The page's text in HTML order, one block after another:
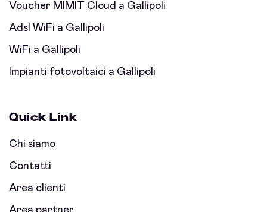
Voucher MIMIT Cloud a Gallipoli
Adsl WiFi a Gallipoli
WiFi a Gallipoli
Impianti fotovoltaici a Gallipoli
Quick Link
Chi siamo
Contatti
Area clienti